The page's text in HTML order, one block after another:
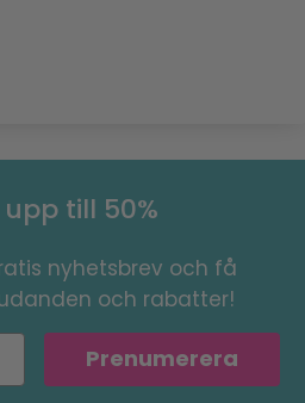
till 50%
nyhetsbrev och få
och rabatter!
Prenumerera